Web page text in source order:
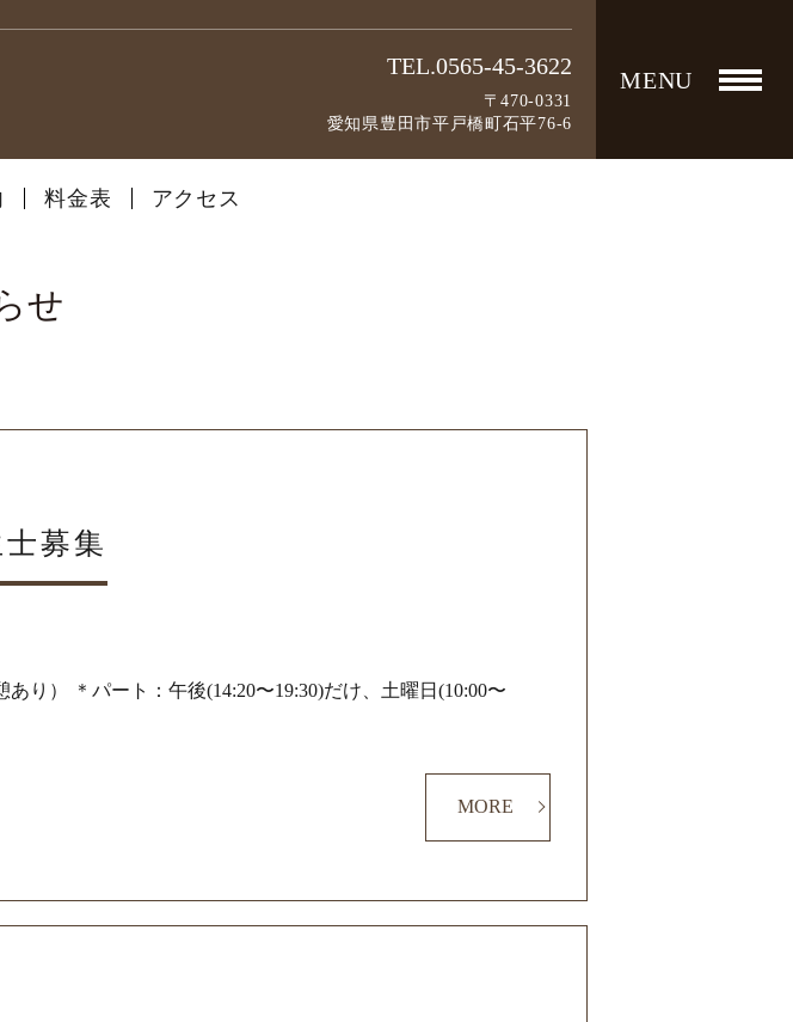
TEL.0565-45-3622
〒470-0331
愛知県豊田市平戸橋町石平76-6
MENU
料金表 アクセス
せ
募集
り） ＊パート：午後(14:20〜19:30)だけ、土曜日(10:00〜
MORE